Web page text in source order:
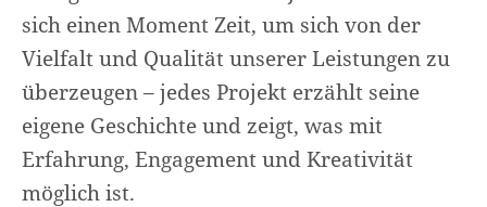
sich einen Moment Zeit, um sich von der
Vielfalt und Qualität unserer Leistungen zu
überzeugen – jedes Projekt erzählt seine
eigene Geschichte und zeigt, was mit
Erfahrung, Engagement und Kreativität
möglich ist.